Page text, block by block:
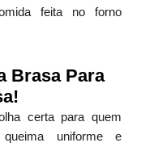
feita no forno
Brasa Para
certa para quem
queima uniforme e